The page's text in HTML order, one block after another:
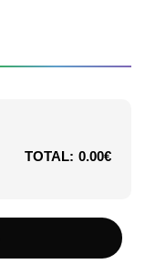
TOTAL: 0.00€